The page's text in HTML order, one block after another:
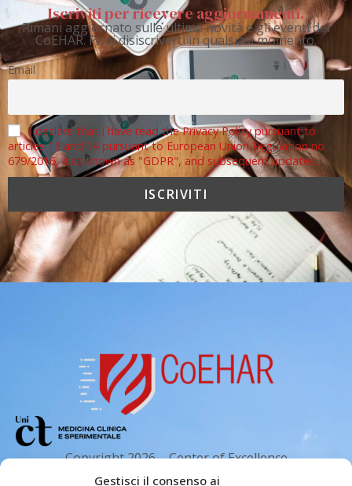
Gestisci il consenso ai
Iscriviti per ricevere aggiornamenti.
Rimani aggiornato sulle ultime novità e gli eventi del
CoEHAR. Puoi disiscriverti in qualsiasi momento.
Email
I declare that I have read the Privacy Policy pursuant to
articles 13 and 14 pursuant to European Union Regulation no.
679/2016, also known as "GDPR", and subsequent updates.
Copyright 2026 – Center of Excellence
for the acceleration of Harm Reduction.